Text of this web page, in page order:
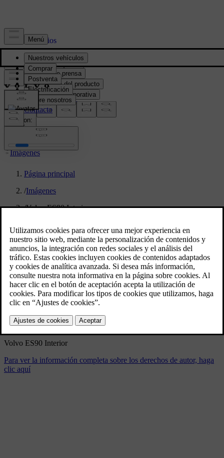
Prensa y Medios
Material de prensa
Información del producto
Información corporativa
Contacto de medios
location:
PY
Imágenes
Página principal
/Imágenes
/Volvo ES90 Interior
Volvo ES90 Interior
11/10/2025
Marcador
Compartir
Descargar
Volvo ES90 Interior
Para ver la información completa sobre los derechos de autor, haga
clic aquí